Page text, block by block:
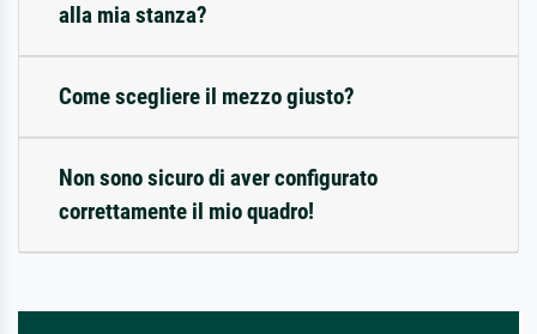
alla mia stanza?
Come scegliere il mezzo giusto?
Non sono sicuro di aver configurato
correttamente il mio quadro!